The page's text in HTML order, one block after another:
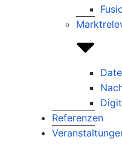
Referenzen